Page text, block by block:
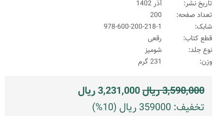
تاریخ نشر:
آذر 1402
تعداد صفحه:
شابک:
978-600-200-218-1
قطع کتاب:
رقعی
نوع جلد:
شومیز
وزن:
3,590,000ریال3,231,000ریال
تخفیف: 359000 ریال (10%)